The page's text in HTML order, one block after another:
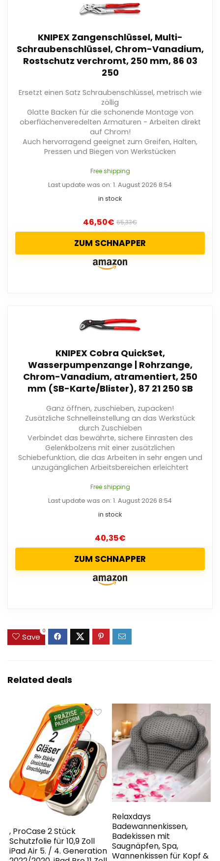
KNIPEX Zangenschlüssel, Multi-
Schraubenschlüssel, Chrom-Vanadium,
Rostschutz verchromt, 250 mm, 86 03
250
Ersetzt einen Satz Schraubenschlüssel, metrisch wie
zöllig
Glatte Backen für die schonende Montage von
oberflächenveredelten Armaturen - Arbeiten direkt
auf Chrom!
Auch hervorragend geeignet zum Greifen, Halten,
Pressen und Biegen von Werkstücken
Free shipping
Last update was on: 1. August 2026 8:54
in stock
46,50€ 65,33€
ZUM SCHNAPPER
KNIPEX Cobra QuickSet,
Wasserpumpenzange | Rohrzange,
Chrom-Vanadium, atramentiert, 250
mm (SB-Karte/Blister), 87 21 250 SB
Ganz öffnen, zuschieben, zupacken!
Zusätzliche Schnelleinstellung an das Werkstück
durch Zuschieben
Verbindet das bewährte, sichere Einrasten des
Gelenkbolzens mit einer zusätzlichen
Schiebefunktion, die das Arbeiten in sehr engen und
unzugänglichen Arbeitsbereichen erleichtert
Free shipping
Last update was on: 1. August 2026 8:54
in stock
40,35€
ZUM SCHNAPPER
Save
0
Related deals
, ProCase 2 Stück
Schutzfolie für 10,9 Zoll
iPad Air 5. / 4. Generation
Relaxdays
Badewannenkissen,
Badekissen mit
Saugnäpfen, Spa,
Wannenkissen für Kopf &